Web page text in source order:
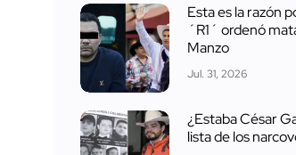
Esta es la razón
´R1´ ordenó
Manzo
Jul. 31, 2026
¿Estaba César
lista de los